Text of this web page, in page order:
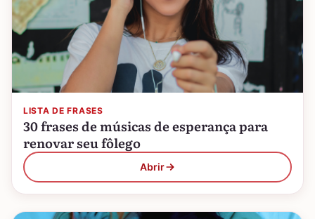
LISTA DE FRASES
30 frases de músicas de esperança para
renovar seu fôlego
Abrir